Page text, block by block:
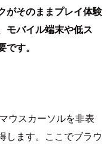
がそのままプレイ体験
モバイル端末や低ス
す。
ウスカーソルを非表
します。ここでブラウ